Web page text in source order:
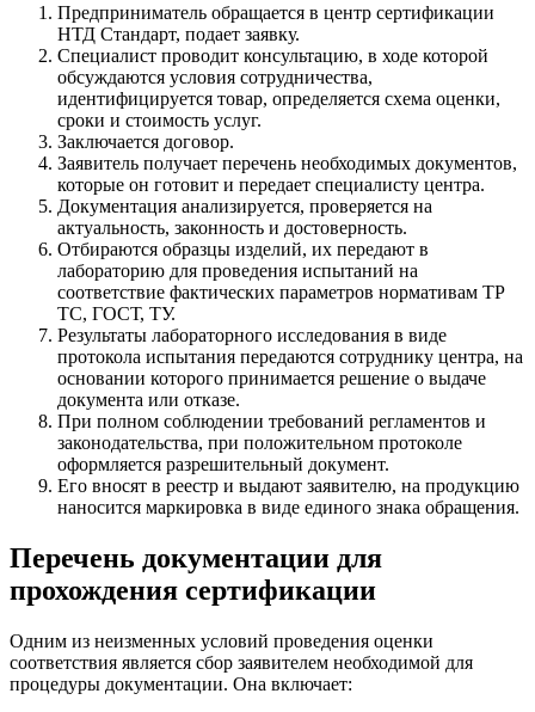
Предприниматель обращается в центр сертификации
НТД Стандарт, подает заявку.
Специалист проводит консультацию, в ходе которой
обсуждаются условия сотрудничества,
идентифицируется товар, определяется схема оценки,
сроки и стоимость услуг.
Заключается договор.
Заявитель получает перечень необходимых документов,
которые он готовит и передает специалисту центра.
Документация анализируется, проверяется на
актуальность, законность и достоверность.
Отбираются образцы изделий, их передают в
лабораторию для проведения испытаний на
соответствие фактических параметров нормативам ТР
ТС, ГОСТ, ТУ.
Результаты лабораторного исследования в виде
протокола испытания передаются сотруднику центра, на
основании которого принимается решение о выдаче
документа или отказе.
При полном соблюдении требований регламентов и
законодательства, при положительном протоколе
оформляется разрешительный документ.
Его вносят в реестр и выдают заявителю, на продукцию
наносится маркировка в виде единого знака обращения.
Перечень документации для
прохождения сертификации
Одним из неизменных условий проведения оценки
соответствия является сбор заявителем необходимой для
процедуры документации. Она включает: